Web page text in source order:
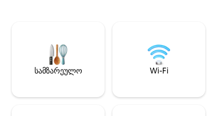
სამზარეულო Wi-Fi